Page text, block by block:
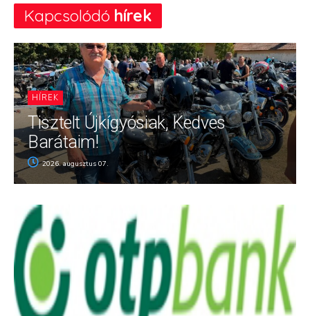
Kapcsolódó hírek
HÍREK
Tisztelt Újkígyósiak, Kedves
Barátaim!
2026. augusztus 07.